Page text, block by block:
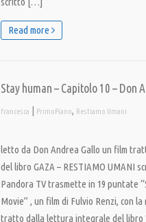
Read more
Stay human – Capitolo 10 – Don
francesca | PrimoPiano, Restiamo Umani
letto da Don Andrea Gallo un film
del libro GAZA – RESTIAMO UMANI
Pandora TV trasmette in 19 puntate
Movie” , un film di Fulvio Renzi, con
tratto dalla lettura integrale del libro